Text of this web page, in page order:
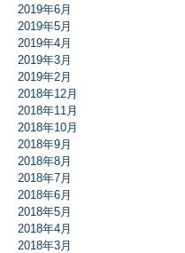
2019年6月
2019年5月
2019年4月
2019年3月
2019年2月
2018年12月
2018年11月
2018年10月
2018年9月
2018年8月
2018年7月
2018年6月
2018年5月
2018年4月
2018年3月